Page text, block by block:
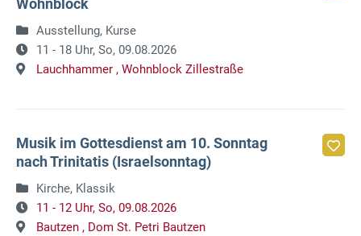
Wohnblock
Ausstellung, Kurse
11 - 18 Uhr, So, 09.08.2026
Lauchhammer , Wohnblock Zillestraße
Musik im Gottesdienst am 10. Sonntag
nach Trinitatis (Israelsonntag)
Kirche, Klassik
11 - 12 Uhr, So, 09.08.2026
Bautzen , Dom St. Petri Bautzen